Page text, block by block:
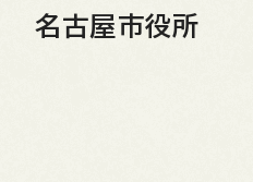
名古屋市役所